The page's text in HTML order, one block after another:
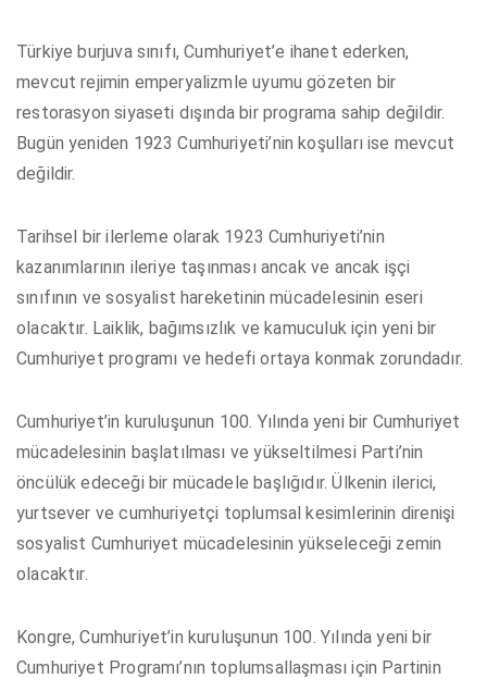
Türkiye burjuva sınıfı, Cumhuriyet’e ihanet ederken,
mevcut rejimin emperyalizmle uyumu gözeten bir
restorasyon siyaseti dışında bir programa sahip değildir.
Bugün yeniden 1923 Cumhuriyeti’nin koşulları ise mevcut
değildir.
Tarihsel bir ilerleme olarak 1923 Cumhuriyeti’nin
kazanımlarının ileriye taşınması ancak ve ancak işçi
sınıfının ve sosyalist hareketinin mücadelesinin eseri
olacaktır. Laiklik, bağımsızlık ve kamuculuk için yeni bir
Cumhuriyet programı ve hedefi ortaya konmak zorundadır.
Cumhuriyet’in kuruluşunun 100. Yılında yeni bir Cumhuriyet
mücadelesinin başlatılması ve yükseltilmesi Parti’nin
öncülük edeceği bir mücadele başlığıdır. Ülkenin ilerici,
yurtsever ve cumhuriyetçi toplumsal kesimlerinin direnişi
sosyalist Cumhuriyet mücadelesinin yükseleceği zemin
olacaktır.
Kongre, Cumhuriyet’in kuruluşunun 100. Yılında yeni bir
Cumhuriyet Programı’nın toplumsallaşması için Partinin